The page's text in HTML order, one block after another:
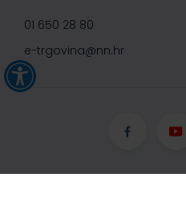
01 650 28 80
e-trgovina@nn.hr